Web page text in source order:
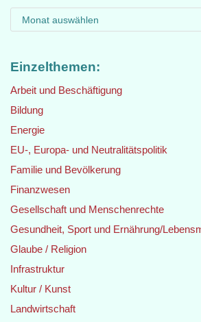
Einzelthemen:
Arbeit und Beschäftigung
Bildung
Energie
EU-, Europa- und Neutralitätspolitik
Familie und Bevölkerung
Finanzwesen
Gesellschaft und Menschenrechte
Gesundheit, Sport und Ernährung/
Glaube / Religion
Infrastruktur
Kultur / Kunst
Landwirtschaft